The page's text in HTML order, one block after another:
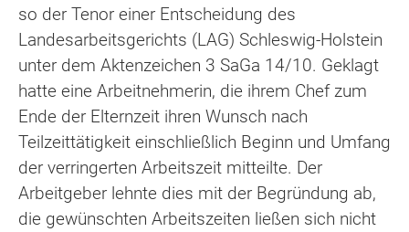
so der Tenor einer Entscheidung des
Landesarbeitsgerichts (LAG) Schleswig-Holstein
unter dem Aktenzeichen 3 SaGa 14/10. Geklagt
hatte eine Arbeitnehmerin, die ihrem Chef zum
Ende der Elternzeit ihren Wunsch nach
Teilzeittätigkeit einschließlich Beginn und Umfang
der verringerten Arbeitszeit mitteilte. Der
Arbeitgeber lehnte dies mit der Begründung ab,
die gewünschten Arbeitszeiten ließen sich nicht